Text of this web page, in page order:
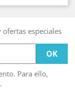
especiales
Para ello,